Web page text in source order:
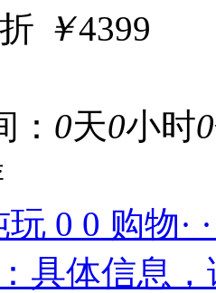
￥4399
0天0小时0
0 0 购物·
：具体信息